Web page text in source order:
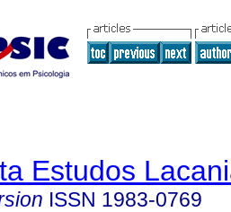
Estudos
ISSN 1983-0769